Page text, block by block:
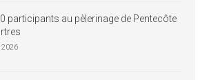
participants au pèlerinage de Pentecôte